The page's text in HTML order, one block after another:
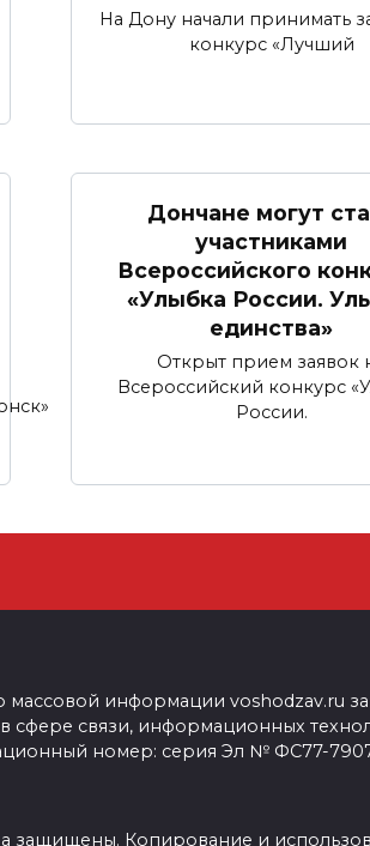
На Дону начали принимать
конкурс «Лучший
Дончане могут
участниками
Всероссийского
«Улыбка России.
единства»
Открыт прием заявок
Всероссийский конкурс
России.
массовой информации voshodzav.ru
сфере связи, информационных
номер: серия Эл № ФС77-
защищены. Копирование и